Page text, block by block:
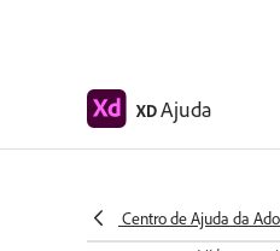
XDAjuda
Centro de Ajuda da
grupos
com